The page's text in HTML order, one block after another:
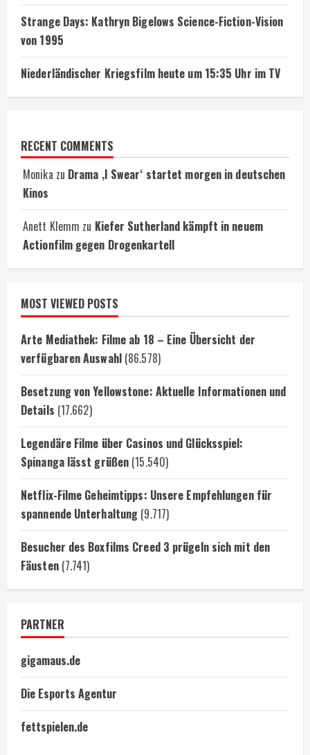
Strange Days: Kathryn Bigelows Science-Fiction-Vision
von 1995
Niederländischer Kriegsfilm heute um 15:35 Uhr im TV
RECENT COMMENTS
Monika zu Drama ‚I Swear‘ startet morgen in deutschen
Kinos
Anett Klemm zu Kiefer Sutherland kämpft in neuem
Actionfilm gegen Drogenkartell
MOST VIEWED POSTS
Arte Mediathek: Filme ab 18 – Eine Übersicht der
verfügbaren Auswahl (86.578)
Besetzung von Yellowstone: Aktuelle Informationen und
Details (17.662)
Legendäre Filme über Casinos und Glücksspiel:
Spinanga lässt grüßen (15.540)
Netflix-Filme Geheimtipps: Unsere Empfehlungen für
spannende Unterhaltung (9.717)
Besucher des Boxfilms Creed 3 prügeln sich mit den
Fäusten (7.741)
PARTNER
gigamaus.de
Die Esports Agentur
fettspielen.de